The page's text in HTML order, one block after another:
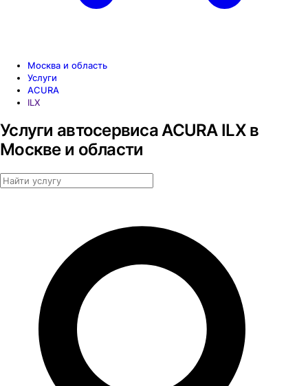
Москва и область
Услуги
ACURA
ILX
Услуги автосервиса ACURA ILX в
Москве и области